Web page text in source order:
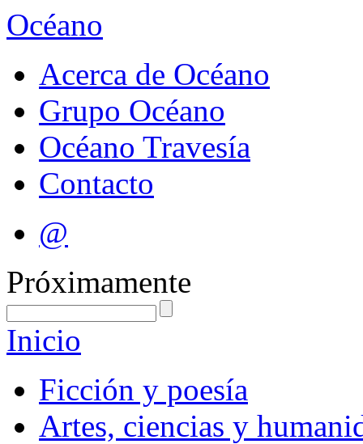
Océano
Acerca de Océano
Grupo Océano
Océano Travesía
Contacto
@
Próximamente
Inicio
Ficción y poesía
Artes, ciencias y